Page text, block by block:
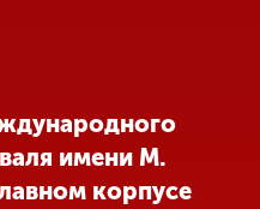
имени М.
корпусе